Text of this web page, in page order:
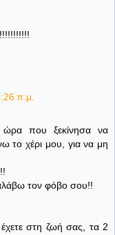
π.μ.
ώρα που ξεκίνησα να
το χέρι μου, για να μη
τον φόβο σου!!
στη ζωή σας, τα 2